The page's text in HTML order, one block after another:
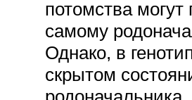
потомства
самому
Однако, в
скрытом